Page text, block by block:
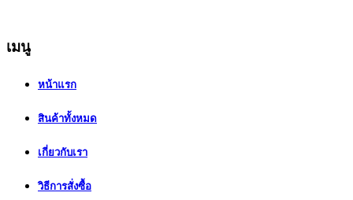
เมนู
หน้าแรก
สินค้าทั้งหมด
เกี่ยวกับเรา
วิธีการสั่งซื้อ